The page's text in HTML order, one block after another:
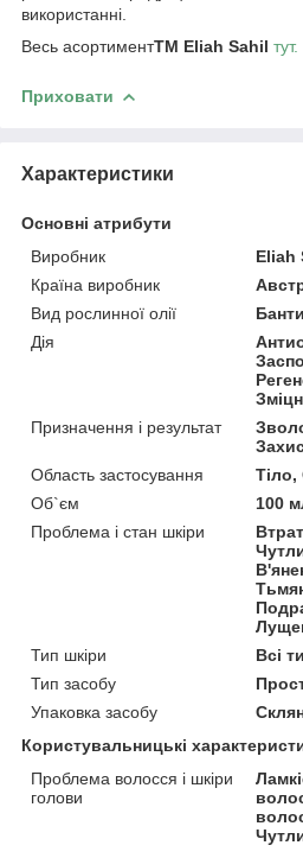
використанні.
Весь асортиментТМ Eliah Sahil тут.
Приховати
Характеристики
Основні атрибути
Виробник
Eliah
Країна виробник
Вид рослинної олії
Дія
Призначення і результат
Область застосування
Об`єм
100
Проблема і стан шкіри
Тип шкіри
Всі
Тип засобу
Упаковка засобу
Користувальницькі
Проблема волосся і шкіри
голови